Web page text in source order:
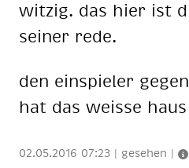
wit­zig. das hier ist
sei­ner rede.
den ein­spie­ler
hat das weis­se
02.05.2016 07:23 | gesehen |